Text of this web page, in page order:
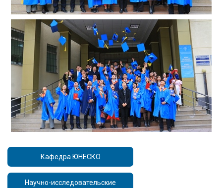
Кафедра ЮНЕСКО
Научно-исследовательские